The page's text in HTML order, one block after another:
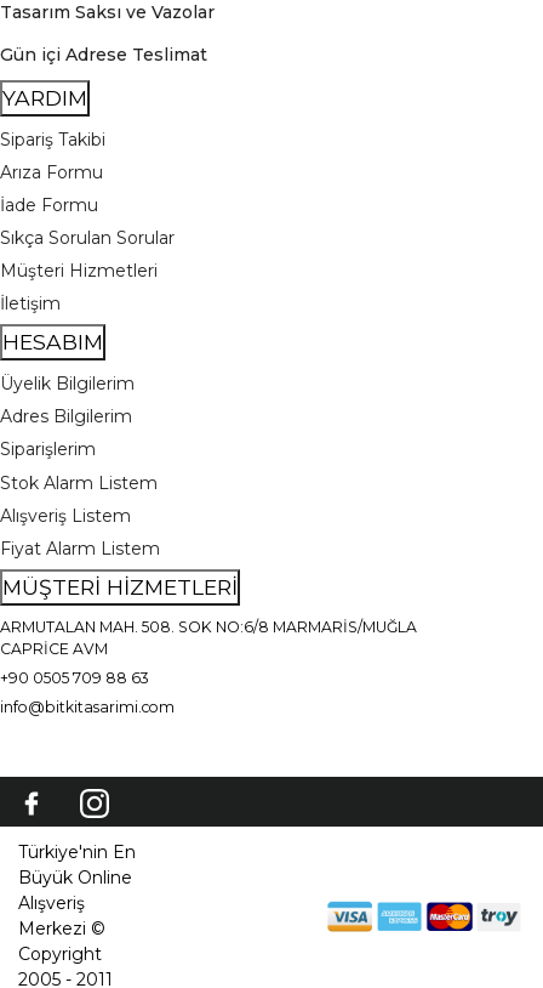
Tasarım Saksı ve Vazolar
Gün içi Adrese Teslimat
YARDIM
Sipariş Takibi
Arıza Formu
İade Formu
Sıkça Sorulan Sorular
Müşteri Hizmetleri
İletişim
HESABIM
Üyelik Bilgilerim
Adres Bilgilerim
Siparişlerim
Stok Alarm Listem
Alışveriş Listem
Fiyat Alarm Listem
MÜŞTERİ HİZMETLERİ
ARMUTALAN MAH. 508. SOK NO:6/8 MARMARİS/MUĞLA
CAPRİCE AVM
+90 0505 709 88 63
info@bitkitasarimi.com
Türkiye'nin En
Büyük Online
Alışveriş
Merkezi ©
Copyright
2005 - 2011